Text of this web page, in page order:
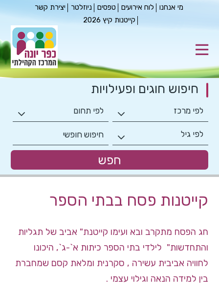
מי אנחנו לוח אירועים טפסים ניוזלטר
יצירת קשר
קייטנות קיץ 2026
חיפוש חוגים ופעילויות
קייטנות פסח בבתי הספר
חג הפסח מתקרב ובא ועימו קייטנת" אביב של תגליות
והתחדשות" לילדי בתי הספר כיתות א`-ג`, היכונו
לחוויה אביבית עשירה , סקרנית ומלאת קסם שמחברת
בין למידה הנאה וגילוי עצמי .